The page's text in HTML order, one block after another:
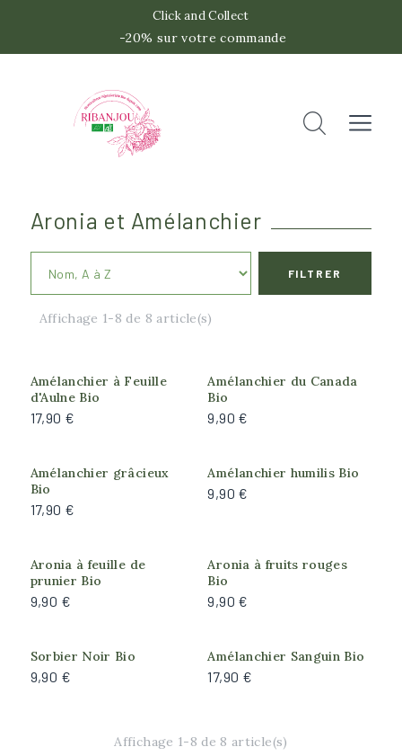
Click and Collect
-20% sur votre commande
Port de la plante
Arbre
Arrosage
Rusticité
Très forte (résiste à -25°C)
Ombre du matin, Soleil de l'après-midi
Plein soleil
Aronia et Amélanchier
FILTRER
Affichage 1-8 de 8 article(s)
Amélanchier à Feuille
d'Aulne Bio
17,90 €
Amélanchier du Canada
Bio
9,90 €
Amélanchier grâcieux
Bio
17,90 €
Amélanchier humilis Bio
9,90 €
Aronia à feuille de
prunier Bio
9,90 €
Aronia à fruits rouges
Bio
9,90 €
Sorbier Noir Bio
9,90 €
Produit actuellement
indisponible
Amélanchier Sanguin Bio
17,90 €
Affichage 1-8 de 8 article(s)